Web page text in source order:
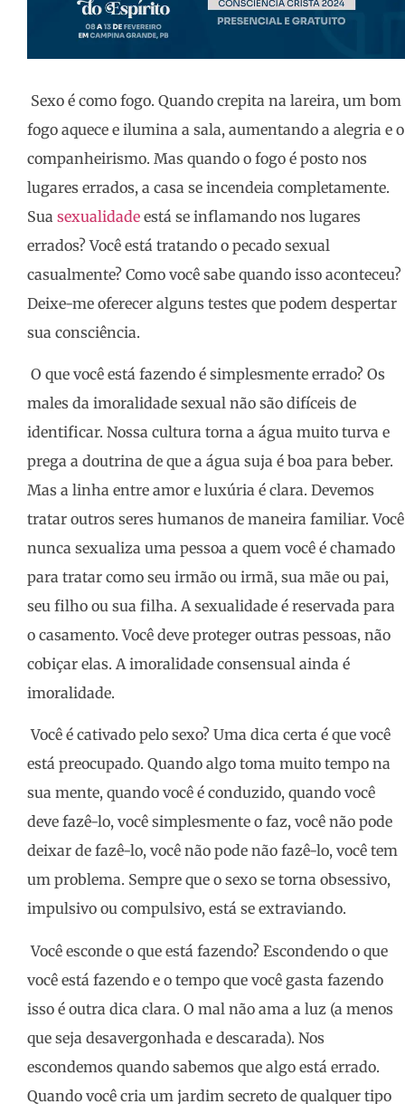
Sexo é como fogo. Quando crepita na lareira, um bom
fogo aquece e ilumina a sala, aumentando a alegria e o
companheirismo. Mas quando o fogo é posto nos
lugares errados, a casa se incendeia completamente.
Sua sexualidade está se inflamando nos lugares
errados? Você está tratando o pecado sexual
casualmente? Como você sabe quando isso aconteceu?
Deixe-me oferecer alguns testes que podem despertar
sua consciência.
O que você está fazendo é simplesmente errado? Os
males da imoralidade sexual não são difíceis de
identificar. Nossa cultura torna a água muito turva e
prega a doutrina de que a água suja é boa para beber.
Mas a linha entre amor e luxúria é clara. Devemos
tratar outros seres humanos de maneira familiar. Você
nunca sexualiza uma pessoa a quem você é chamado
para tratar como seu irmão ou irmã, sua mãe ou pai,
seu filho ou sua filha. A sexualidade é reservada para
o casamento. Você deve proteger outras pessoas, não
cobiçar elas. A imoralidade consensual ainda é
imoralidade.
Você é cativado pelo sexo? Uma dica certa é que você
está preocupado. Quando algo toma muito tempo na
sua mente, quando você é conduzido, quando você
deve fazê-lo, você simplesmente o faz, você não pode
deixar de fazê-lo, você não pode não fazê-lo, você tem
um problema. Sempre que o sexo se torna obsessivo,
impulsivo ou compulsivo, está se extraviando.
Você esconde o que está fazendo? Escondendo o que
você está fazendo e o tempo que você gasta fazendo
isso é outra dica clara. O mal não ama a luz (a menos
que seja desavergonhada e descarada). Nos
escondemos quando sabemos que algo está errado.
Quando você cria um jardim secreto de qualquer tipo